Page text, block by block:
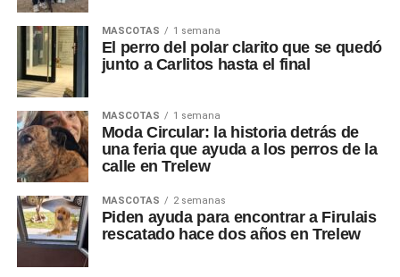
MASCOTAS 1 semana
El perro del polar clarito que se quedó
junto a Carlitos hasta el final
MASCOTAS 1 semana
Moda Circular: la historia detrás de
una feria que ayuda a los perros de la
calle en Trelew
MASCOTAS 2 semanas
Piden ayuda para encontrar a Firulais
rescatado hace dos años en Trelew